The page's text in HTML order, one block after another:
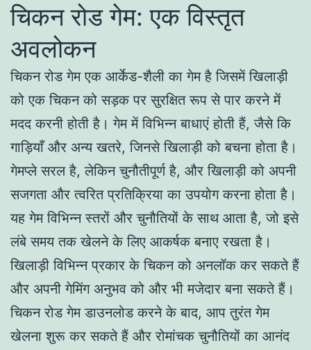
चिकन रोड गेम: एक विस्तृत
अवलोकन
चिकन रोड गेम एक आर्केड-शैली का गेम है जिसमें खिलाड़ी
को एक चिकन को सड़क पर सुरक्षित रूप से पार करने में
मदद करनी होती है। गेम में विभिन्न बाधाएं होती हैं, जैसे कि
गाड़ियाँ और अन्य खतरे, जिनसे खिलाड़ी को बचना होता है।
गेमप्ले सरल है, लेकिन चुनौतीपूर्ण है, और खिलाड़ी को अपनी
सजगता और त्वरित प्रतिक्रिया का उपयोग करना होता है।
यह गेम विभिन्न स्तरों और चुनौतियों के साथ आता है, जो इसे
लंबे समय तक खेलने के लिए आकर्षक बनाए रखता है।
खिलाड़ी विभिन्न प्रकार के चिकन को अनलॉक कर सकते हैं
और अपनी गेमिंग अनुभव को और भी मजेदार बना सकते हैं।
चिकन रोड गेम डाउनलोड करने के बाद, आप तुरंत गेम
खेलना शुरू कर सकते हैं और रोमांचक चुनौतियों का आनंद